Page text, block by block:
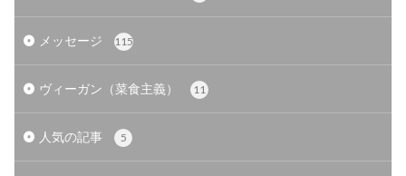
メッセージ 115
ヴィーガン（菜食主義） 11
人気の記事 5